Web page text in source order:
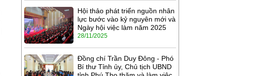
Hội thảo phát triển nguồn nhân
lực bước vào kỷ nguyên mới và
Ngày hội việc làm năm 2025
28/11/2025
Đồng chí Trần Duy Đông - Phó
Bí thư Tỉnh ủy, Chủ tịch UBND